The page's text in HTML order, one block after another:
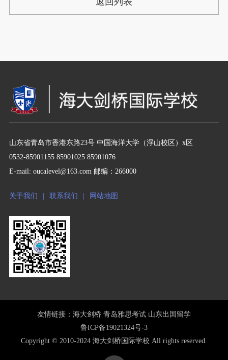
山东省青岛市香港东路23号 中国海洋大学（浮山校区）x区
0532-85901155 85901025 85901076
E-mail: oucalevel@163.com 邮编：266000
关于我们 | 联系我们 | 网站地图
友情链接： 海大剑桥 青岛雅思考试 山东出国留学
鲁ICP备19021324号-3
Copyright © 2010-2024 海大剑桥国际学校 All rights reserved.